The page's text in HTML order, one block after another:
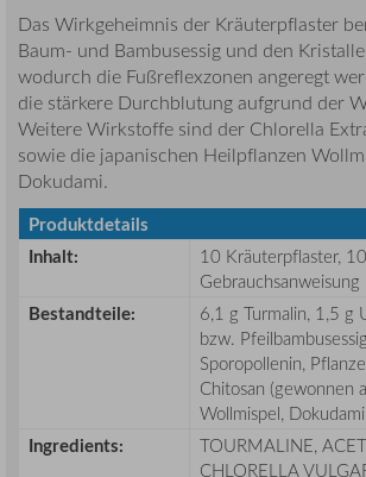
Das Wirkgeheimnis der Kräuterpflaster
Baum- und Bambusessig und den
wodurch die Fußreflexzonen angeregt
die stärkere Durchblutung aufgrund der
Weitere Wirkstoffe sind der Chlorella
sowie die japanischen Heilpflanzen
Dokudami.
Produktdetails
Inhalt:
10 Kräuterpflaster,
Gebrauchsanweisung
Bestandteile:
6,1 g Turmalin, 1,5 g
bzw.
Sporopollenin,
Chitosan (gewonnen
Wollmispel,
Ingredients:
TOURMALINE,
CHLORELLA